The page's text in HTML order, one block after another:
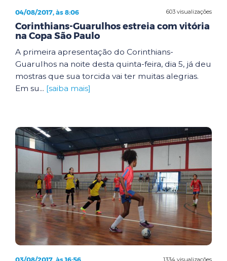
603 visualizações
04/08/2017, às 8:06
Corinthians-Guarulhos estreia com vitória
na Copa São Paulo
A primeira apresentação do Corinthians-
Guarulhos na noite desta quinta-feira, dia 5, já deu
mostras que sua torcida vai ter muitas alegrias.
Em su... [saiba mais]
1334 visualizações